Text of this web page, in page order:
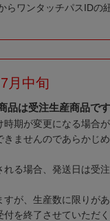
らワンタッチパスIDの
月中旬
品は受注生産商品です
期が変更になる場合が
きませんのであらかじ
れる場合、発送日は受
すが、生産数に限りが
付を終了させていただ